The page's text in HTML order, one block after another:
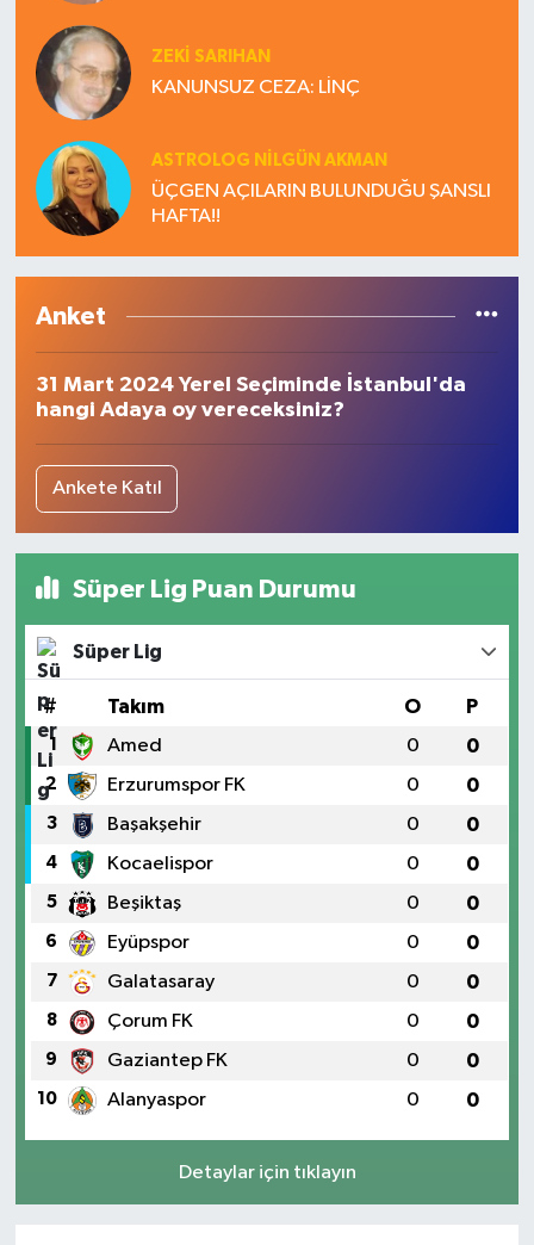
ZEKI SARIHAN
KANUNSUZ CEZA: LİNÇ
ASTROLOG NILGÜN AKMAN
ÜÇGEN AÇILARIN BULUNDUĞU ŞANSLI
HAFTA!!
Anket
31 Mart 2024 Yerel Seçiminde İstanbul'da
hangi Adaya oy vereceksiniz?
Ankete Katıl
Süper Lig Puan Durumu
Süper Lig
# Takım O P
1 Amed 0 0
2 Erzurumspor FK 0 0
3 Başakşehir 0 0
4 Kocaelispor 0 0
5 Beşiktaş 0 0
6 Eyüpspor 0 0
7 Galatasaray 0 0
8 Çorum FK 0 0
9 Gaziantep FK 0 0
10 Alanyaspor 0 0
Detaylar için tıklayın